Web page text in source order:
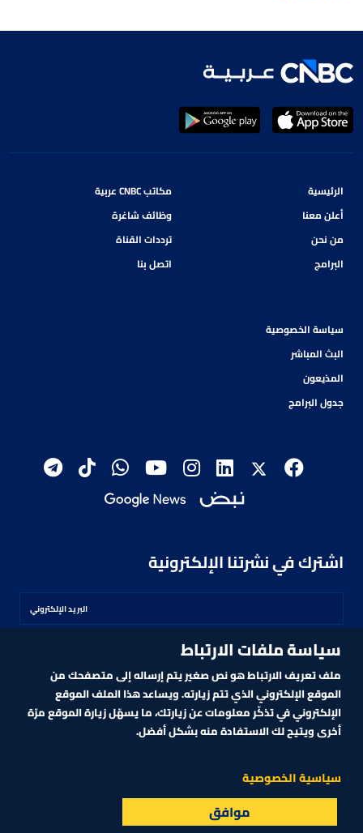
القائمة الأسواق البث المباشر
الرئيسية
أعلن معنا
من نحن
البرامج
مكاتب CNBC عربية
وظائف شاغرة
ترددات القناة
اتصل بنا
سياسة الخصوصية
البث المباشر
المذيعون
جدول البرامج
اشترك في نشرتنا الإلكترونية
اشترك
2026
CNBCARABIA.COM. ALL RIGHTS RESERVED
سياسة ملفات الارتباط
ملف تعريف الارتباط هو نص صغير يتم إرساله إلى متصفحك من
الموقع الإلكتروني الذي تتم زيارته. ويساعد هذا الملف الموقع
الإلكتروني في تذكّر معلومات عن زيارتك، ما يسهّل زيارة الموقع مرّة
أخرى ويتيح لك الاستفادة منه بشكل أفضل.
سياسية الخصوصية
موافق